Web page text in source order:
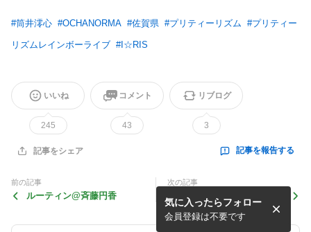
#筒井澪心 #OCHANORMA #佐賀県 #プリティーリズム #プリティー
リズムレインボーライブ #I☆RIS
いいね
245
コメント
43
リブログ
3
記事をシェア 記事を報告する
前の記事
ルーティン@斉藤円香
次の記事
バブちゃんじゃん..... ☘ 北
原もも
気に入ったらフォロー
会員登録は不要です